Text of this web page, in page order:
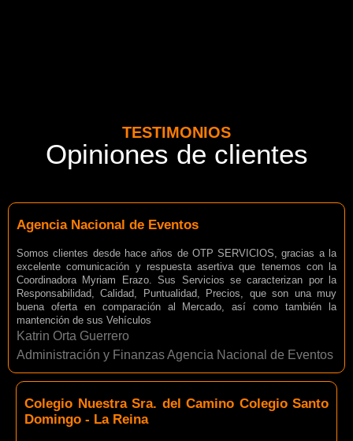
TESTIMONIOS
Opiniones de clientes
Agencia Nacional de Eventos
Somos clientes desde hace años de OTP SERVICIOS, gracias a la
excelente comunicación y respuesta asertiva que tenemos con la
Coordinadora Myriam Erazo. Sus Servicios se caracterizan por la
Responsabilidad, Calidad, Puntualidad, Precios, que son una muy
buena oferta en comparación al Mercado, así como también la
mantención de sus Vehículos
Katrin Orta Guerrero
Administración y Finanzas Agencia Nacional de Eventos
Colegio Nuestra Sra. del Camino Colegio Santo
Domingo - La Reina